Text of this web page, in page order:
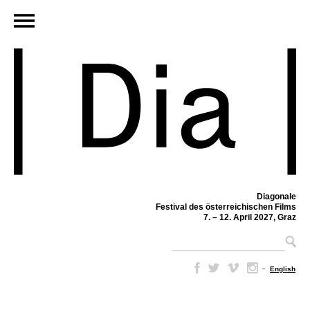
Diagonale
Festival des österreichischen Films
7. – 12. April 2027, Graz
– English